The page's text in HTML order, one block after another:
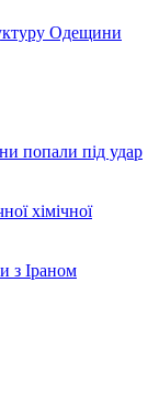
Одещини
попали під удар
хімічної
з Іраном